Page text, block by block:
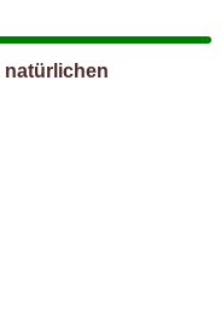
natürlichen